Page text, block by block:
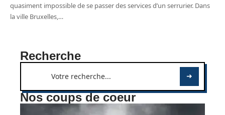
quasiment impossible de se passer des services d’un serrurier. Dans
la ville Bruxelles,…
Recherche
Nos coups de coeur